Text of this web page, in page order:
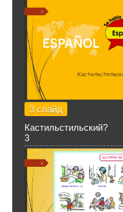
3 слайд
Кастильстильский?
3